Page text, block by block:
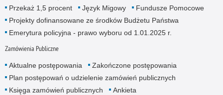
Przekaż 1,5 procent
Język Migowy
Fundusze Pomocowe
Projekty dofinansowane ze środków Budżetu Państwa
Emerytura policyjna - prawo wyboru od 1.01.2025 r.
Zamówienia Publiczne
Aktualne postępowania
Zakończone postępowania
Plan postępowań o udzielenie zamówień publicznych
Księga zamówień publicznych
Ankieta